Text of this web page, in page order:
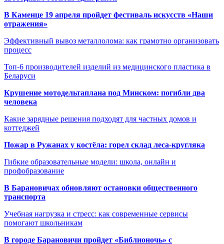
В Каменце 19 апреля пройдет фестиваль искусств «Наши
отражения»
Эффективный вывоз металлолома: как грамотно организовать
процесс
Топ-6 производителей изделий из медицинского пластика в
Беларуси
Крушение мотодельтаплана под Минском: погибли два
человека
Какие зарядные решения подходят для частных домов и
коттеджей
Пожар в Ружанах у костёла: горел склад леса-кругляка
Гибкие образовательные модели: школа, онлайн и
профобразование
В Барановичах обновляют остановки общественного
транспорта
Учебная нагрузка и стресс: как современные сервисы
помогают школьникам
В городе Барановичи пройдет «Библионочь» с